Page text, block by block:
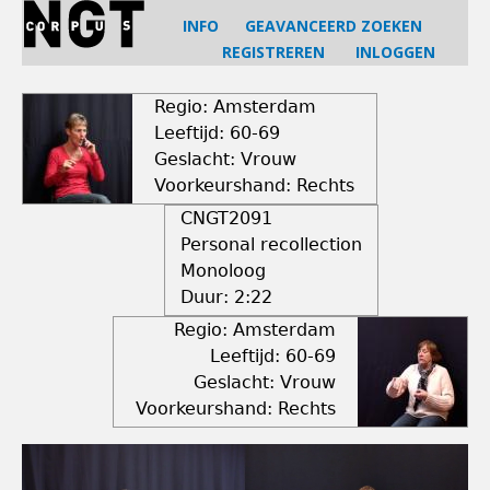
Jump
navigation
INFO
GEAVANCEERD ZOEKEN
REGISTREREN
INLOGGEN
Regio: Amsterdam
Leeftijd: 60-69
Geslacht: Vrouw
Voorkeurshand: Rechts
CNGT2091
Personal recollection
Monoloog
Duur: 2:22
Regio: Amsterdam
Leeftijd: 60-69
Geslacht: Vrouw
Voorkeurshand: Rechts